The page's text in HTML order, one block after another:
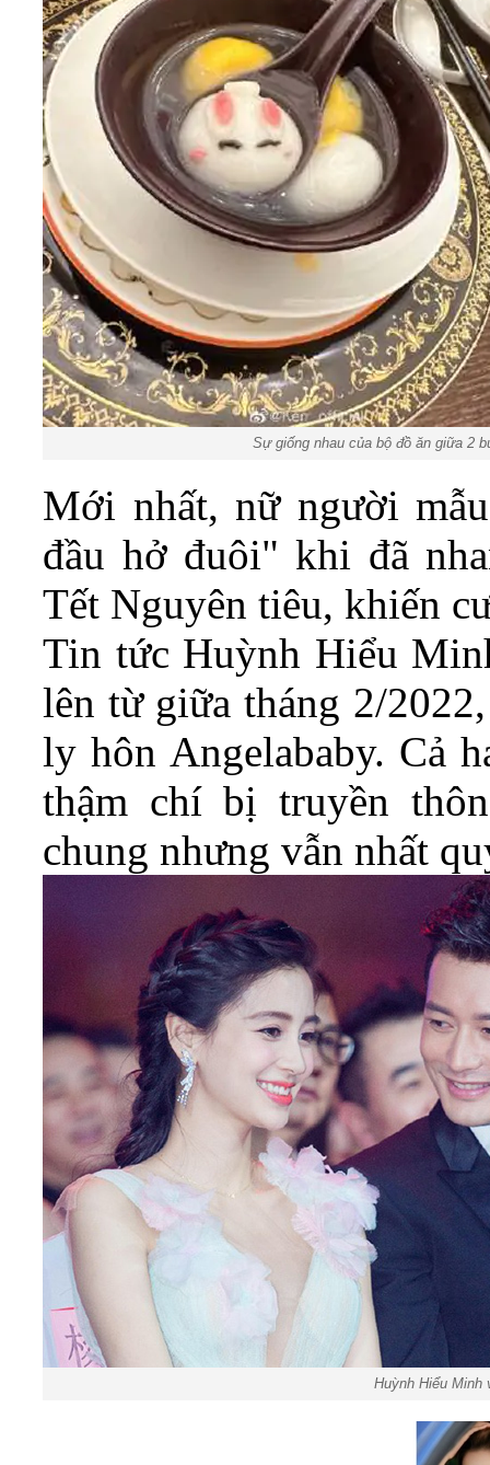
Sự giống nhau của bộ đồ ăn giữa 2
Mới nhất, nữ người
đầu hở đuôi" khi đã
Tết Nguyên tiêu, khiến
Tin tức Huỳnh Hiểu
lên từ giữa tháng 2/
ly hôn Angelababy. Cả
thậm chí bị truyền
chung nhưng vẫn nhất
Huỳnh Hiểu Minh